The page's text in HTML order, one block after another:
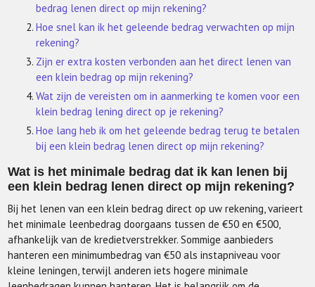
bedrag lenen direct op mijn rekening?
Hoe snel kan ik het geleende bedrag verwachten op mijn
rekening?
Zijn er extra kosten verbonden aan het direct lenen van
een klein bedrag op mijn rekening?
Wat zijn de vereisten om in aanmerking te komen voor een
klein bedrag lening direct op je rekening?
Hoe lang heb ik om het geleende bedrag terug te betalen
bij een klein bedrag lenen direct op mijn rekening?
Wat is het minimale bedrag dat ik kan lenen bij
een klein bedrag lenen direct op mijn rekening?
Bij het lenen van een klein bedrag direct op uw rekening, varieert
het minimale leenbedrag doorgaans tussen de €50 en €500,
afhankelijk van de kredietverstrekker. Sommige aanbieders
hanteren een minimumbedrag van €50 als instapniveau voor
kleine leningen, terwijl anderen iets hogere minimale